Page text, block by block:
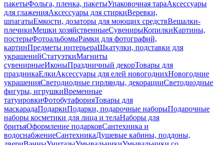
пакетыФольга, пленка, пакетыУпаковочная тараАксессуары
для глаженияАксессуары для стиркиВеревки,
шпагатыЕмкости, дозаторы для моющих средствВешалки-
плечикиМешки хозяйственныеСувенирыКопилкиКартины,
постерыФотоальбомыРамки для фотографий,
картинПредметы интерьераШкатулки, подставки для
украшенийСтатуэткиМагниты
сувенирныеИконыПраздничный декорТовары для
праздникаЕлкиАксессуары для елей новогоднихНовогодние
украшенияСветодиодные гирлянды, декорацииСветодиодные
фигуры, игрушкиВременные
татуировкиФотобутафорияТовары для
маскарадаПодаркиПодарки, подарочные наборыПодарочные
наборы косметики для лица и телаНаборы для
бритьяОформление подарковСантехника и
водоснабжениеСантехникаДушевые кабины, поддоны,